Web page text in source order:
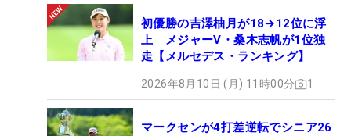
初優勝の吉澤柚月が18→12位に浮
上 メジャーV・桑木志帆が1位独
走【メルセデス・ランキング】
2026年8月10日 (月) 11時00分 1
マークセンが4打差逆転でシニア26